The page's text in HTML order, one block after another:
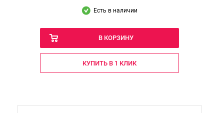
Есть в наличии
В КОРЗИНУ
КУПИТЬ В 1 КЛИК